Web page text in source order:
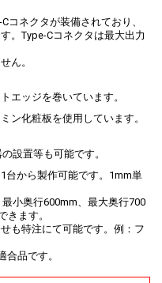
コネクタが装備されており、
。Type-Cコネクタは最大出力
ん。
エッジを巻いています。
ン化粧板を使用しています。
設置等も可能です。
台から製作可能です。1mm単
小奥行600mm、最大奥行700
きます。
も特注にて可能です。例：フ
合品です。